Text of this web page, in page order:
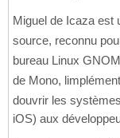
Miguel de Icaza est
source, reconnu
bureau Linux
de Mono,
douvrir les
iOS) aux